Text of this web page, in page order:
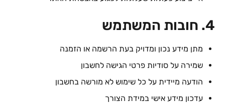
4. חובות המשתמש
מתן מידע נכון ומדויק בעת הרשמה או הזמנה
שמירה על סודיות פרטי הגישה לחשבון
הודעה מיידית על כל שימוש לא מורשה בחשבון
עדכון מידע אישי במידת הצורך